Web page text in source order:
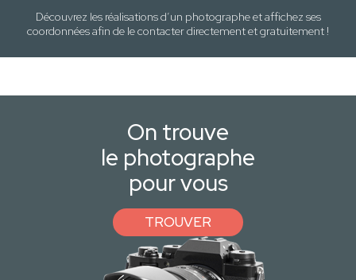
Découvrez les réalisations d’un photographe et affichez ses
coordonnées afin de le contacter directement et gratuitement !
On trouve
le photographe
pour vous
TROUVER